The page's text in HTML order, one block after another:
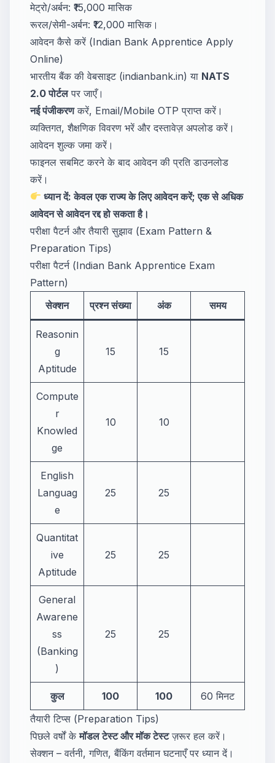
मेट्रो/अर्बन: ₹15,000 मासिक
रूरल/सेमी-अर्बन: ₹12,000 मासिक।
आवेदन कैसे करें (Indian Bank Apprentice Apply
Online)
भारतीय बैंक की वेबसाइट (indianbank.in) या NATS
2.0 पोर्टलपर जाएँ।
नई पंजीकरणकरें, Email/Mobile OTP प्राप्त करें।
व्यक्तिगत, शैक्षणिक विवरण भरें और दस्तावेज़ अपलोड करें।
आवेदन शुल्क जमा करें।
फाइनल सबमिट करने के बाद आवेदन की प्रति डाउनलोड
करें।
ध्यान दें: केवल एक राज्य के लिए आवेदन करें; एक से अधिक
आवेदन से आवेदन रद्द हो सकता है।
परीक्षा पैटर्न और तैयारी सुझाव (Exam Pattern &
Preparation Tips)
परीक्षा पैटर्न (Indian Bank Apprentice Exam
Pattern)
सेक्शन
प्रश्न संख्या अंक समय
Reasonin
g
Aptitude
15 15
Compute
r
Knowled
ge
10 10
English
Languag
e
25 25
Quantitat
ive
Aptitude
25 25
General
Awarene
ss
(Banking
)
25 25
कुल 100 100
60 मिनट
तैयारी टिप्स (Preparation Tips)
पिछले वर्षों केमॉडल टेस्ट और मॉक टेस्टज़रूर हल करें।
सेक्शन – वर्तनी, गणित, बैंकिंग वर्तमान घटनाएँ पर ध्यान दें।